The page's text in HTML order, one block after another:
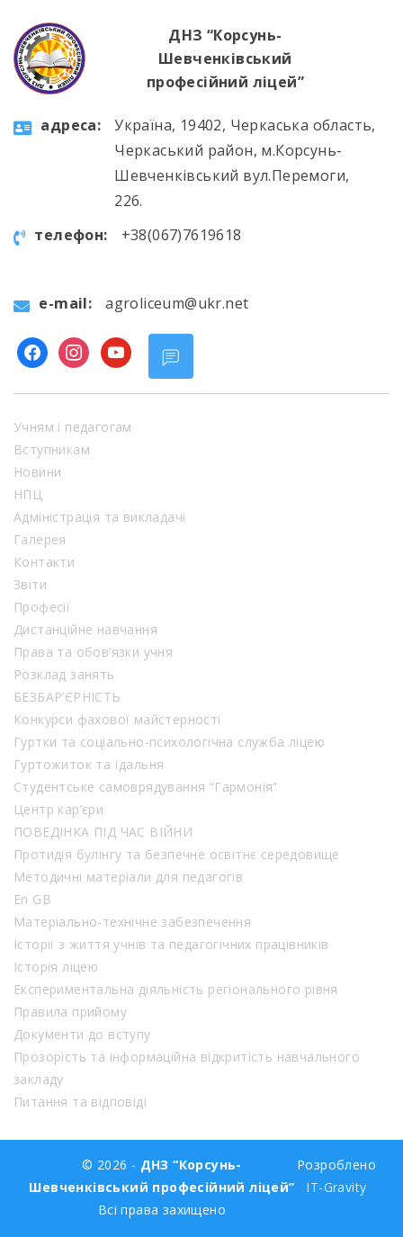
ДНЗ “Корсунь-
Шевченківський
професійний ліцей”
aдресa:
Україна, 19402, Черкаська область,
Черкаський район, м.Корсунь-
Шевченківський вул.Перемоги,
226.
телефон:
+38(067)7619618
e-mail: agroliceum@ukr.net
facebookinstagram
youtube
Учням і педагогам
Вступникам
Новини
НПЦ
Адміністрація та викладачі
Галерея
Контакти
Звіти
Професії
Дистанційне навчання
Права та обов’язки учня
Розклад занять
БЕЗБАР’ЄРНІСТЬ
Конкурси фахової майстерності
Гуртки та соціально-психологічна служба ліцею
Гуртожиток та їдальня
Студентське самоврядування “Гармонія”
Центр кар’єри
ПОВЕДІНКА ПІД ЧАС ВІЙНИ
Протидія булінгу та безпечне освітнє середовище
Методичні матеріали для педагогів
En GB
Матеріально-технічне забезпечення
Історії з життя учнів та педагогічних працівників
Історія ліцею
Експериментальна діяльність регіонального рівня
Правила прийому
Документи до вступу
Прозорість та інформаційна відкритість навчального
закладу
Питання та відповіді
© 2026 - ДНЗ “Корсунь-
Шевченківський професійний ліцей”
Всі права захищено
Розроблено
IT-Gravity